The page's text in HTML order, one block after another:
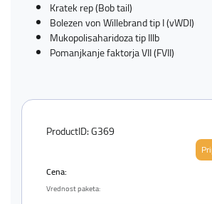
Kratek rep (Bob tail)
Bolezen von Willebrand tip I (vWDI)
Mukopolisaharidoza tip IIIb
Pomanjkanje faktorja VII (FVII)
ProductID: G369
Cena:
Vrednost paketa: